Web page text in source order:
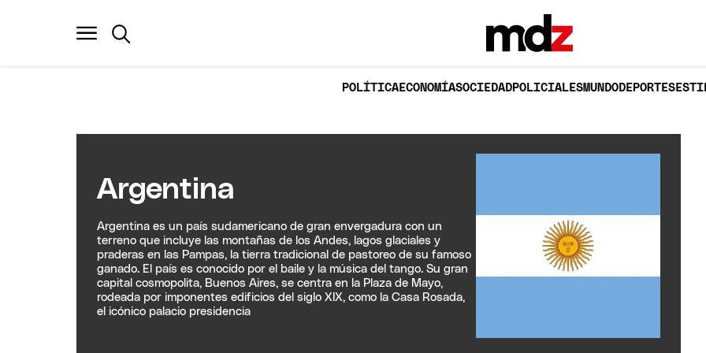
POLÍTICAECONOMÍASOCIEDADPOLICIALESMUNDODEPORTES
Argentina
Argentina es un país sudamericano de gran envergadura con un
terreno que incluye las montañas de los Andes, lagos glaciales y
praderas en las Pampas, la tierra tradicional de pastoreo de su famoso
ganado. El país es conocido por el baile y la música del tango. Su gran
capital cosmopolita, Buenos Aires, se centra en la Plaza de Mayo,
rodeada por imponentes edificios del siglo XIX, como la Casa Rosada,
el icónico palacio presidencia